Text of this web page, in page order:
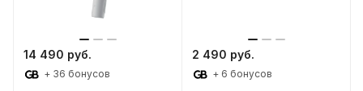
14 490 руб.
+ 36 бонусов
2 490 руб.
+ 6 бонусов